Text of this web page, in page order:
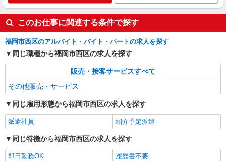
このお仕事に関連する条件で探す
福岡市西区のアルバイト・バイト・パートの求人を探す
同じ職種から福岡市西区の求人を探す
販売・接客サービスすべて
その他販売・サービス
同じ雇用形態から福岡市西区の求人を探す
派遣社員 紹介予定派遣
同じ特徴から福岡市西区の求人を探す
即日勤務OK
履歴書不要